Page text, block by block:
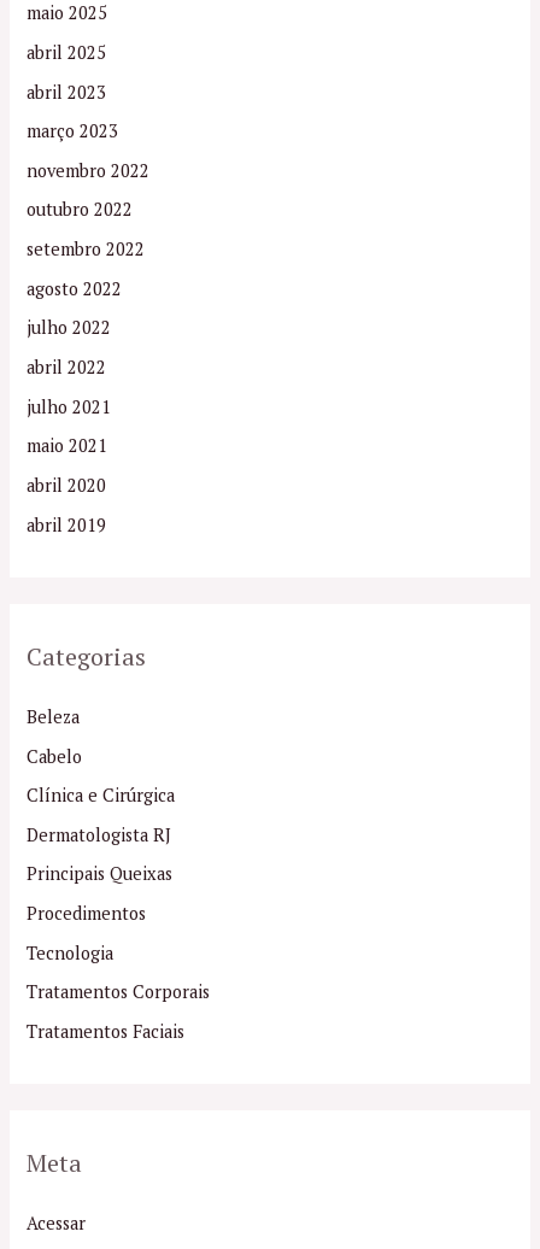
maio 2025
abril 2025
abril 2023
março 2023
novembro 2022
outubro 2022
setembro 2022
agosto 2022
julho 2022
abril 2022
julho 2021
maio 2021
abril 2020
abril 2019
Categorias
Beleza
Cabelo
Clínica e Cirúrgica
Dermatologista RJ
Principais Queixas
Procedimentos
Tecnologia
Tratamentos Corporais
Tratamentos Faciais
Meta
Acessar